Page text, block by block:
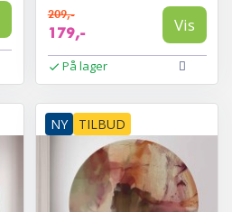
209,-
179,- Vis
På lager
NY TILBUD